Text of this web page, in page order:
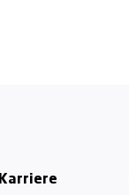
Karriere